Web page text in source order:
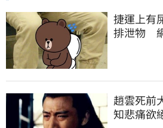
捷運上有
排泄物
趙雲死前
知悲痛欲